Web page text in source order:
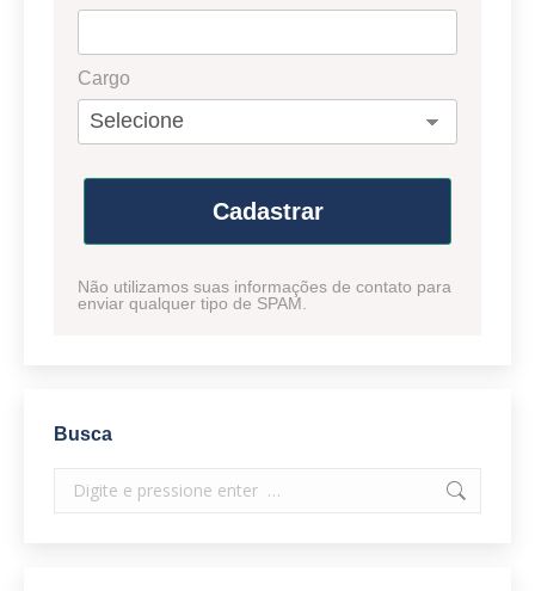
Cargo
Cadastrar
Não utilizamos suas informações de contato para
enviar qualquer tipo de SPAM.
Busca
Search: